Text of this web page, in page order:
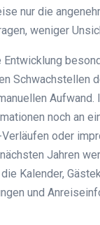
nur die
weniger
Schwachstellen
Aufwand.
noch an
oder
Jahren
Kalender,
und